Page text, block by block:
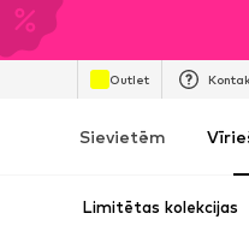
Outlet
Sievietēm
Limitētas kolekcijas